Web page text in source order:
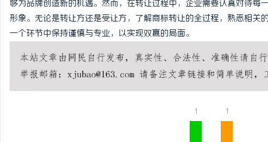
够为品牌创造新的机遇。然而，在转让过程中，企业需要认真对待
形象。无论是转让方还是受让方，了解商标转让的全过程，熟悉相
一个环节中保持谨慎与专业，以实现双赢的局面。
1 1